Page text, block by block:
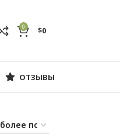
0 $0
ОТЗЫВЫ